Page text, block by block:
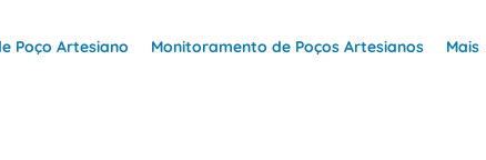
Poço Artesiano Monitoramento de Poços Artesianos Mais